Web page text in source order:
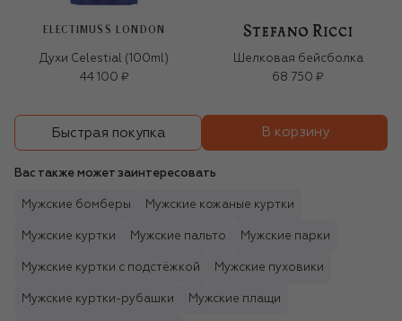
ELECTIMUSS LONDON
Духи Celestial (100ml)
44 100 ₽
Шелковая бейсболка
68 750 ₽
Быстрая покупка В корзину
Вас также может заинтересовать
Мужские бомберы Мужские кожаные куртки
Мужские куртки Мужские пальто Мужские парки
Мужские куртки с подстёжкой Мужские пуховики
Мужские куртки-рубашки Мужские плащи